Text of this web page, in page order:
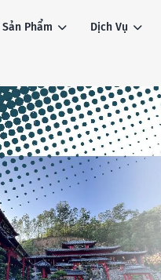
Sản Phẩm Dịch Vụ